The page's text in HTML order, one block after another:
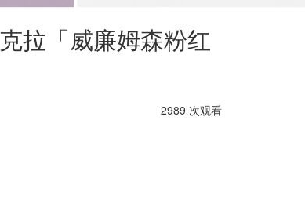
拉「威廉姆森粉红
2989 次观看